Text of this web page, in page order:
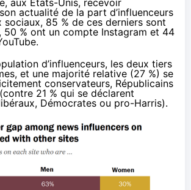
aux États-Unis, recevoir
actualité de la part d’influenceurs
sociaux, 85 % de ces derniers sont
50 % ont un compte Instagram et 44
d’influenceurs, les deux tiers
et une majorité relative (27 %) se
conservateurs, Républicains
21 % qui se déclarent
Démocrates ou pro-Harris).